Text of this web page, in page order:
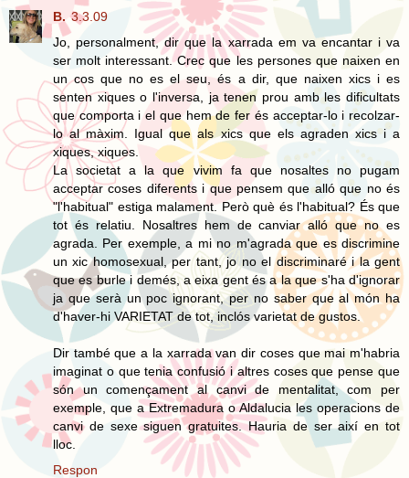
B. 3.3.09
Jo, personalment, dir que la xarrada em va encantar i va
ser molt interessant. Crec que les persones que naixen en
un cos que no es el seu, és a dir, que naixen xics i es
senten xiques o l'inversa, ja tenen prou amb les dificultats
que comporta i el que hem de fer és acceptar-lo i recolzar-
lo al màxim. Igual que als xics que els agraden xics i a
xiques, xiques.
La societat a la que vivim fa que nosaltes no pugam
acceptar coses diferents i que pensem que alló que no és
"l'habitual" estiga malament. Però què és l'habitual? És que
tot és relatiu. Nosaltres hem de canviar alló que no es
agrada. Per exemple, a mi no m'agrada que es discrimine
un xic homosexual, per tant, jo no el discriminaré i la gent
que es burle i demés, a eixa gent és a la que s'ha d'ignorar
ja que serà un poc ignorant, per no saber que al món ha
d'haver-hi VARIETAT de tot, inclós varietat de gustos.
Dir també que a la xarrada van dir coses que mai m'habria
imaginat o que tenia confusió i altres coses que pense que
són un començament al canvi de mentalitat, com per
exemple, que a Extremadura o Aldalucia les operacions de
canvi de sexe siguen gratuites. Hauria de ser així en tot
lloc.
Respon